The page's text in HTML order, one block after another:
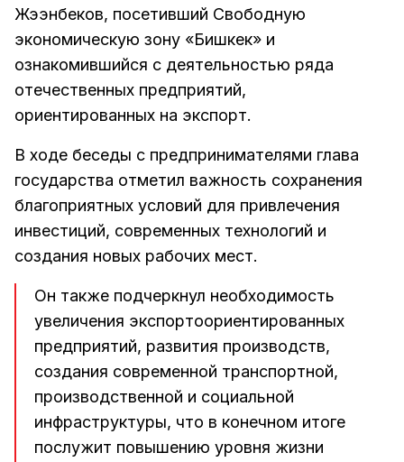
Жээнбеков, посетивший Свободную
экономическую зону «Бишкек» и
ознакомившийся с деятельностью ряда
отечественных предприятий,
ориентированных на экспорт.
В ходе беседы с предпринимателями глава
государства отметил важность сохранения
благоприятных условий для привлечения
инвестиций, современных технологий и
создания новых рабочих мест.
Он также подчеркнул необходимость
увеличения экспортоориентированных
предприятий, развития производств,
создания современной транспортной,
производственной и социальной
инфраструктуры, что в конечном итоге
послужит повышению уровня жизни